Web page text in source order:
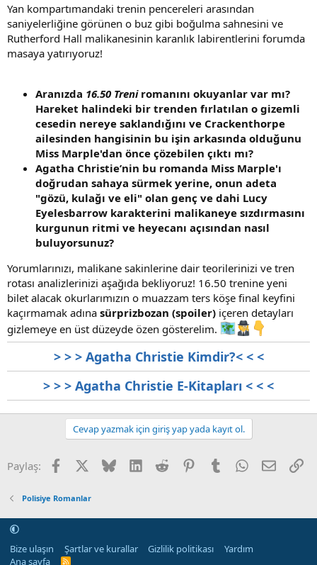
Yan kompartımandaki trenin pencereleri arasından
saniyelerliğine görünen o buz gibi boğulma sahnesini ve
Rutherford Hall malikanesinin karanlık labirentlerini forumda
masaya yatırıyoruz!
Aranızda 16.50 Treniromanını okuyanlar var mı?
Hareket halindeki bir trenden fırlatılan o gizemli
cesedin nereye saklandığını ve Crackenthorpe
ailesinden hangisinin bu işin arkasında olduğunu
Miss Marple'dan önce çözebilen çıktı mı?
Agatha Christie’nin bu romanda Miss Marple'ı
doğrudan sahaya sürmek yerine, onun adeta
"gözü, kulağı ve eli" olan genç ve dahi Lucy
Eyelesbarrow karakterini malikaneye sızdırmasını
kurgunun ritmi ve heyecanı açısından nasıl
buluyorsunuz?
Yorumlarınızı, malikane sakinlerine dair teorilerinizi ve tren
rotası analizlerinizi aşağıda bekliyoruz! 16.50 trenine yeni
bilet alacak okurlarımızın o muazzam ters köşe final keyfini
kaçırmamak adına sürprizbozan (spoiler) içeren detayları
gizlemeye en üst düzeyde özen gösterelim.
> > > Agatha Christie Kimdir?< < <
> > > Agatha Christie E-Kitapları < < <
Cevap yazmak için giriş yap yada kayıt ol.
Paylaş: FacebookX (Twitter)
BlueskyLinkedInReddit PinterestTumblr WhatsApp
E-posta
Polisiye Romanlar
Bize ulaşın Şartlar ve kurallar Gizlilik politikası
Yardım
Ana sayfa
R